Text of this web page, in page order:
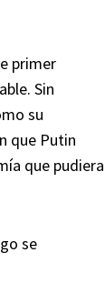
primer
Sin
su
que Putin
que pudiera
se